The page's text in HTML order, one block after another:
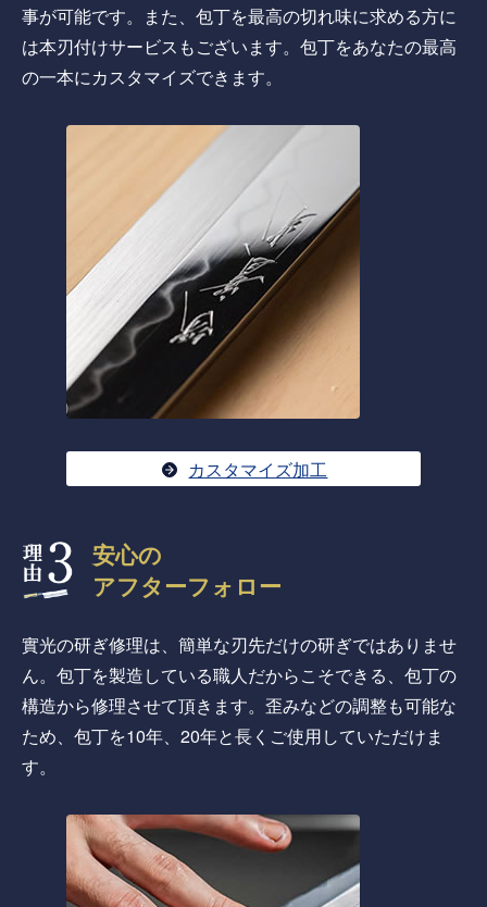
事が可能です。また、包丁を最高の切れ味に求める方に
は本刃付けサービスもございます。包丁をあなたの最高
の一本にカスタマイズできます。
カスタマイズ加工
安心の
アフターフォロー
實光の研ぎ修理は、簡単な刃先だけの研ぎではありませ
ん。包丁を製造している職人だからこそできる、包丁の
構造から修理させて頂きます。歪みなどの調整も可能な
ため、包丁を10年、20年と長くご使用していただけま
す。